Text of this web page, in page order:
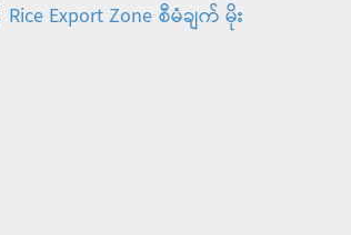
Export Zone စီမံချက် မိုး